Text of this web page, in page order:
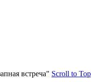
встреча" Scroll to Top